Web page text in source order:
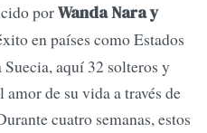
porWanda Nara y
en países como Estados
aquí 32 solteros y
de su vida a través de
cuatro semanas, estos